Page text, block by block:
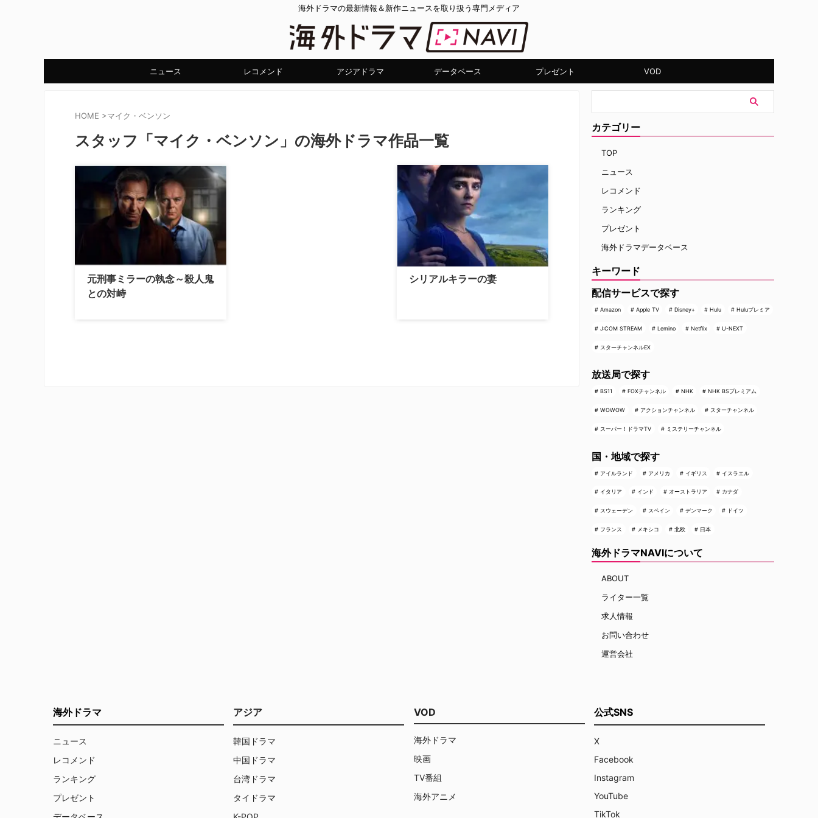
海外ドラマの最新情報＆新作ニュースを取り扱う専門メディア
ニュース レコメンド アジアドラマ データベース プレゼント VOD
HOME >マイク・ベンソン
スタッフ「マイク・ベンソン」の海外ドラマ作品一覧
元刑事ミラーの執念～殺人鬼
との対峙
シリアルキラーの妻
カテゴリー
TOP
ニュース
レコメンド
ランキング
プレゼント
海外ドラマデータベース
キーワード
配信サービスで探す
Amazon Apple TV Disney+ Hulu Huluプレミア
J:COM STREAM Lemino Netflix U-NEXT
スターチャンネルEX
放送局で探す
BS11 FOXチャンネル NHK NHK BSプレミアム
WOWOW アクションチャンネル スターチャンネル
スーパー！ドラマTV ミステリーチャンネル
国・地域で探す
アイルランド アメリカ イギリス イスラエル
イタリア インド オーストラリア カナダ
スウェーデン スペイン デンマーク ドイツ
フランス メキシコ 北欧 日本
海外ドラマNAVIについて
ABOUT
ライター一覧
求人情報
お問い合わせ
運営会社
海外ドラマ
ニュース
レコメンド
ランキング
プレゼント
アジア
韓国ドラマ
中国ドラマ
台湾ドラマ
タイドラマ
VOD
海外ドラマ
映画
TV番組
海外アニメ
公式SNS
X
Facebook
Instagram
YouTube
TikTok